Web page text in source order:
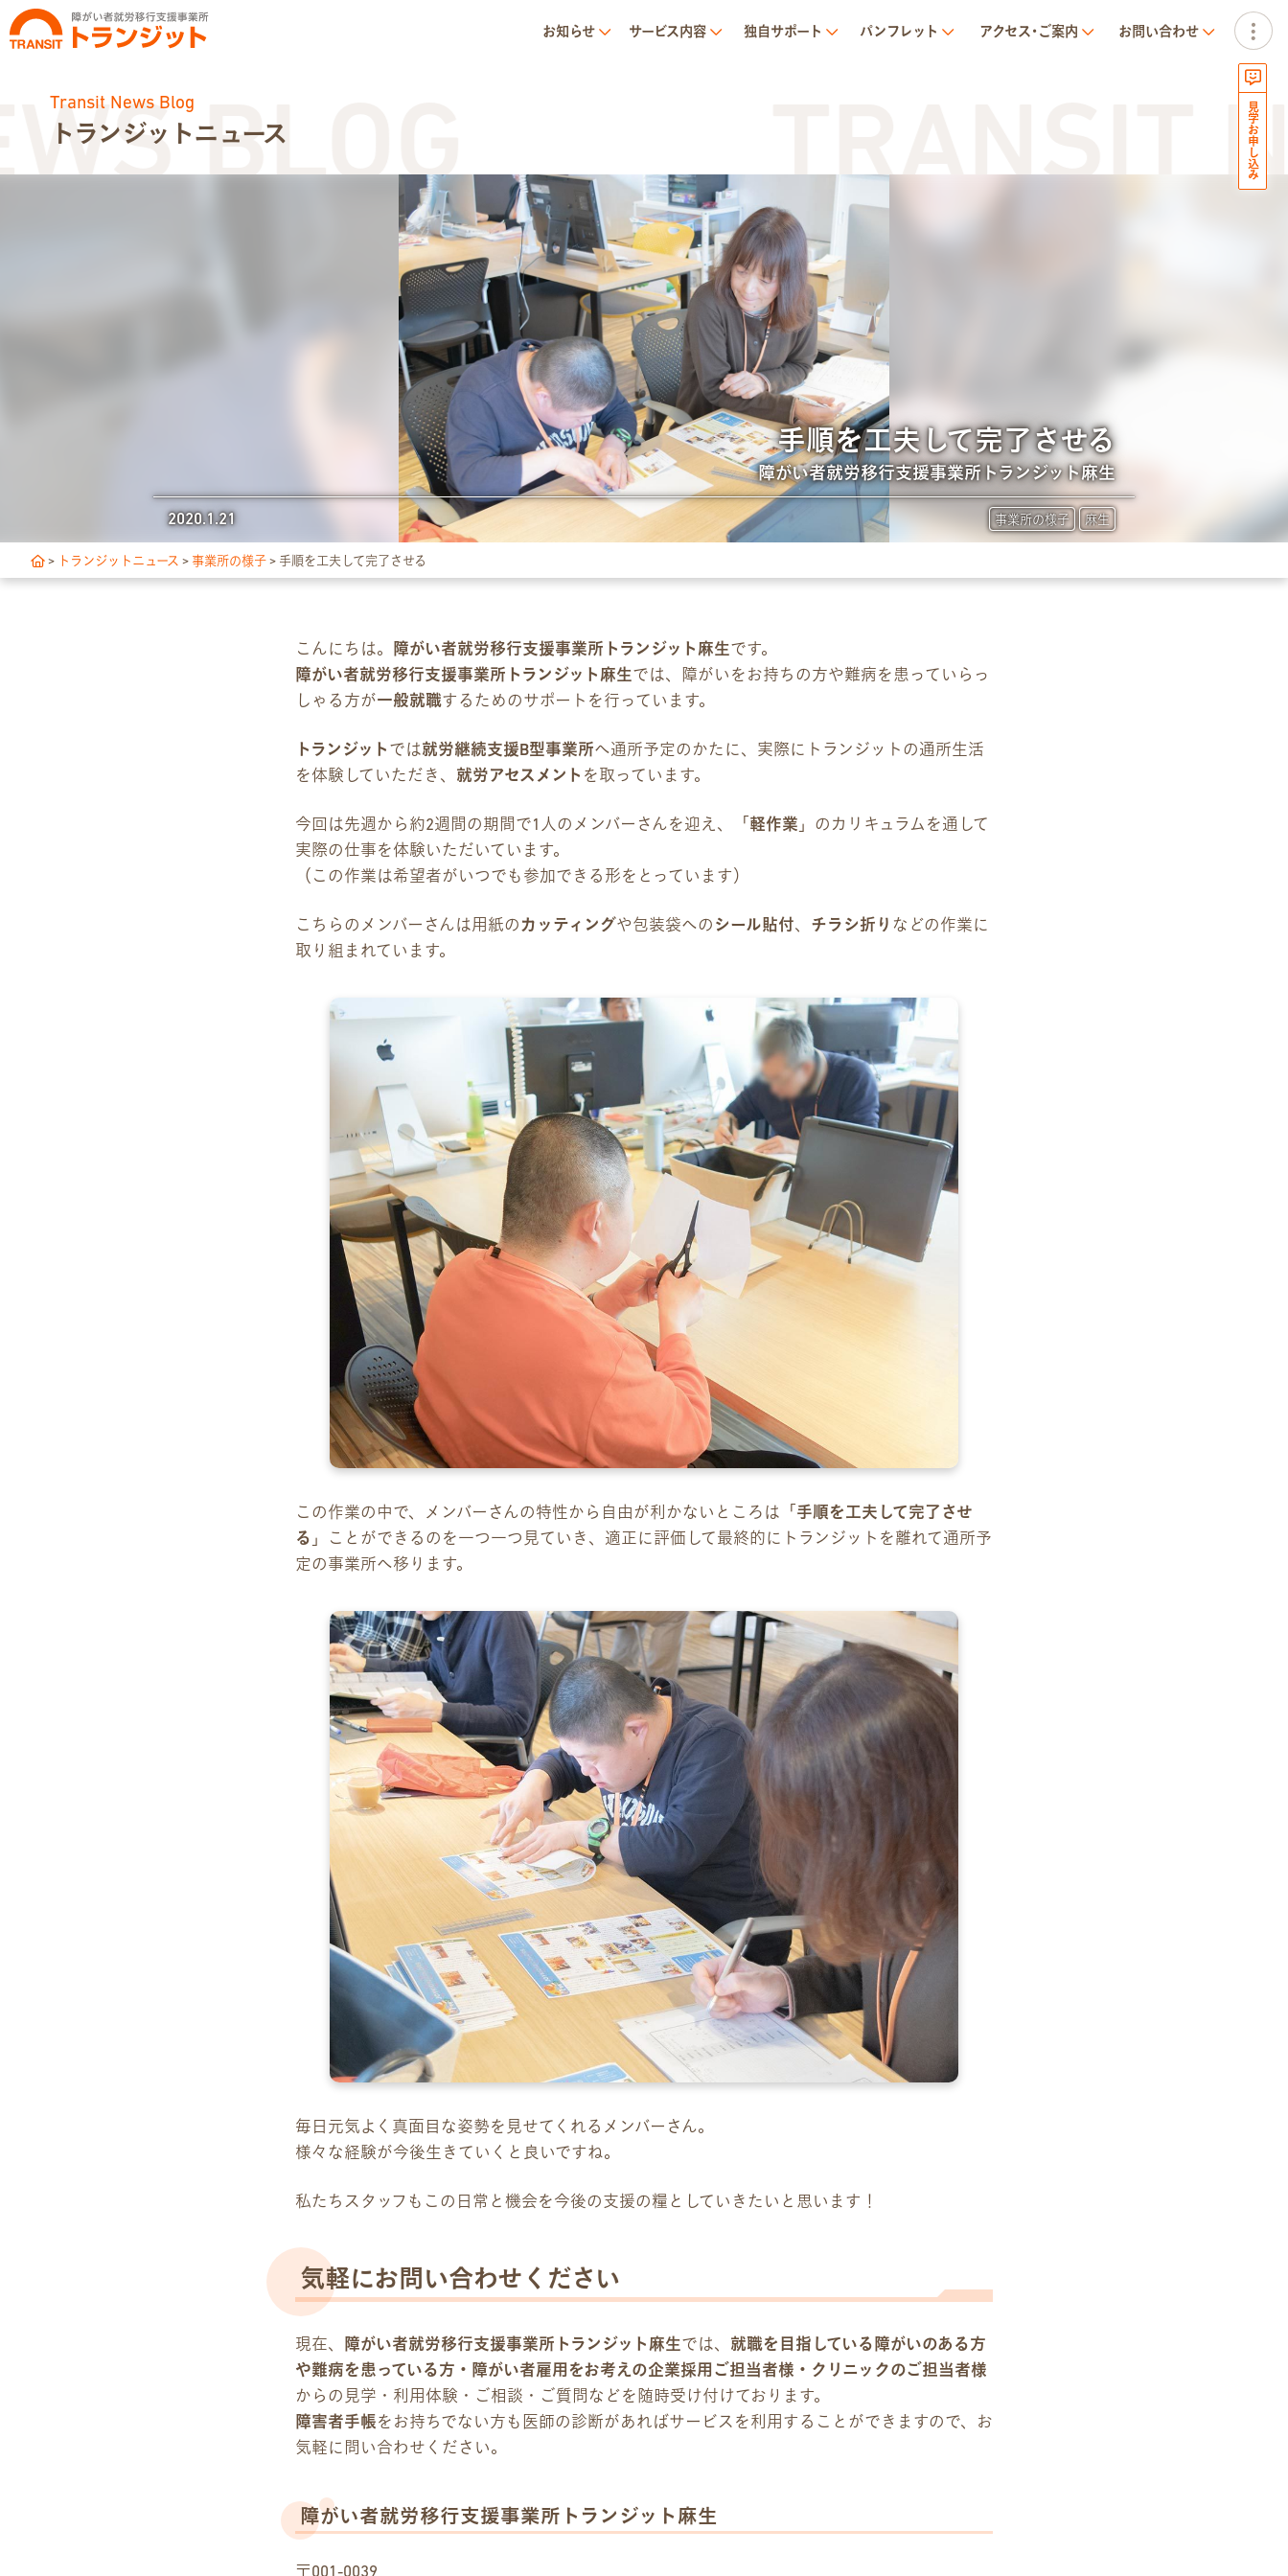
お知らせ サービス内容 独自サポート パンフレット アクセス･ご案内 お問い合わせ
サービス内容
就労移行支援とは
トランジットについて
1日の流れ
ご利用の流れ
3つの支援制度
パンフレット
デジタルパンフレット
アクセス・ご案内
事業所ツアーマップ
雇用をお考えの企業様へ
プライバシーポリシー
お問い合わせ
見学・体験のお申し込み
各種SNS
資料請求
採用情報
BLOG TRANSIT
Transit News Blog
トランジットニュース
手順を工夫して完了させる
障がい者就労移行支援事業所トランジット麻生
事業所の様子 麻生
2020.1.21
> トランジットニュース > 事業所の様子 > 手順を工夫して完了させる
こんにちは。 障がい者就労移行支援事業所トランジット麻生です。
障がい者就労移行支援事業所トランジット麻生では、障がいをお持ちの方や難病を患っていらっ
しゃる方が一般就職するためのサポートを行っています。
トランジット では就労継続支援B型事業所へ通所予定のかたに、実際にトランジットの通所生活
を体験していただき、 就労アセスメント を取っています。
今回は先週から約2週間の期間で1人のメンバーさんを迎え、「 軽作業 」のカリキュラムを通して
実際の仕事を体験いただいています。
（この作業は希望者がいつでも参加できる形をとっています）
こちらのメンバーさんは用紙のカッティング や包装袋への シール貼付、 チラシ折り などの作業に
取り組まれています。
この作業の中で、メンバーさんの特性から自由が利かないところは「 手順を工夫して完了させ
る 」ことができるのを一つ一つ見ていき、適正に評価して最終的にトランジットを離れて通所予
定の事業所へ移ります。
毎日元気よく真面目な姿勢を見せてくれるメンバーさん。
様々な経験が今後生きていくと良いですね。
私たちスタッフもこの日常と機会を今後の支援の糧としていきたいと思います！
気軽にお問い合わせください
現在、 障がい者就労移行支援事業所トランジット麻生では、 就職を目指している障がいのある方
や難病を患っている方・障がい者雇用をお考えの企業採用ご担当者様・クリニックのご担当者様
からの見学・利用体験・ご相談・ご質問などを随時受け付けております。
障害者手帳をお持ちでない方も医師の診断があればサービスを利用することができますので、お
気軽に問い合わせください。
障がい者就労移行支援事業所トランジット麻生
〒001-0039
見学お申し込み